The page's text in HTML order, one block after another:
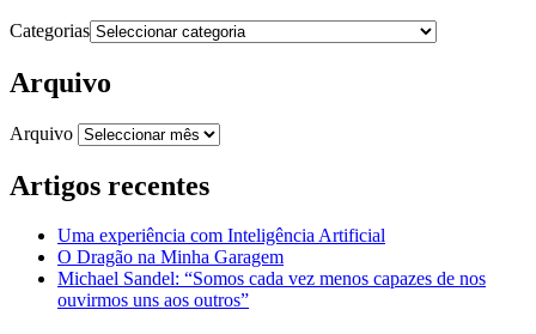
Categorias
Arquivo
Arquivo
Artigos recentes
Uma experiência com Inteligência Artificial
O Dragão na Minha Garagem
Michael Sandel: “Somos cada vez menos capazes de nos
ouvirmos uns aos outros”